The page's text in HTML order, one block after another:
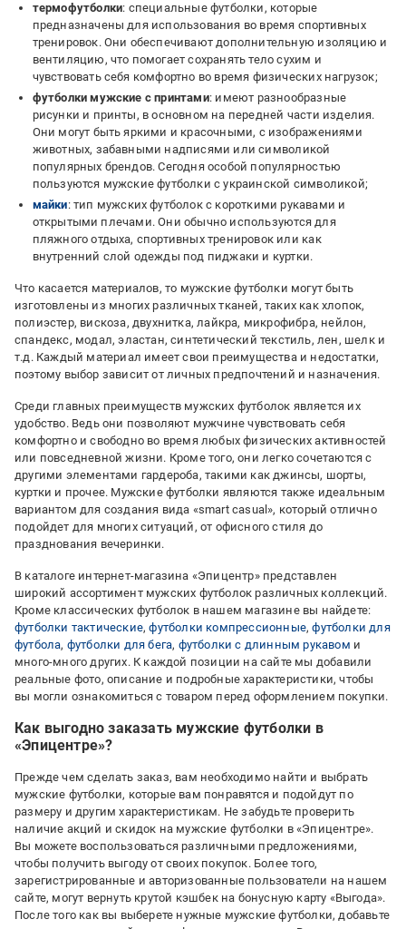
термофутболки: специальные футболки, которые
предназначены для использования во время спортивных
тренировок. Они обеспечивают дополнительную изоляцию и
вентиляцию, что помогает сохранять тело сухим и
чувствовать себя комфортно во время физических нагрузок;
футболки мужские с принтами: имеют разнообразные
рисунки и принты, в основном на передней части изделия.
Они могут быть яркими и красочными, с изображениями
животных, забавными надписями или символикой
популярных брендов. Сегодня особой популярностью
пользуются мужские футболки с украинской символикой;
майки: тип мужских футболок с короткими рукавами и
открытыми плечами. Они обычно используются для
пляжного отдыха, спортивных тренировок или как
внутренний слой одежды под пиджаки и куртки.
Что касается материалов, то мужские футболки могут быть
изготовлены из многих различных тканей, таких как хлопок,
полиэстер, вискоза, двухнитка, лайкра, микрофибра, нейлон,
спандекс, модал, эластан, синтетический текстиль, лен, шелк и
т.д. Каждый материал имеет свои преимущества и недостатки,
поэтому выбор зависит от личных предпочтений и назначения.
Среди главных преимуществ мужских футболок является их
удобство. Ведь они позволяют мужчине чувствовать себя
комфортно и свободно во время любых физических активностей
или повседневной жизни. Кроме того, они легко сочетаются с
другими элементами гардероба, такими как джинсы, шорты,
куртки и прочее. Мужские футболки являются также идеальным
вариантом для создания вида «smart casual», который отлично
подойдет для многих ситуаций, от офисного стиля до
празднования вечеринки.
В каталоге интернет-магазина «Эпицентр» представлен
широкий ассортимент мужских футболок различных коллекций.
Кроме классических футболок в нашем магазине вы найдете:
футболки тактические,футболки компрессионные,футболки для
футбола, футболки для бега, футболки с длинным рукавом и
много-много других. К каждой позиции на сайте мы добавили
реальные фото, описание и подробные характеристики, чтобы
вы могли ознакомиться с товаром перед оформлением покупки.
Как выгодно заказать мужские футболки в
«Эпицентре»?
Прежде чем сделать заказ, вам необходимо найти и выбрать
мужские футболки, которые вам понравятся и подойдут по
размеру и другим характеристикам. Не забудьте проверить
наличие акций и скидок на мужские футболки в «Эпицентре».
Вы можете воспользоваться различными предложениями,
чтобы получить выгоду от своих покупок. Более того,
зарегистрированные и авторизованные пользователи на нашем
сайте, могут вернуть крутой кэшбек на бонусную карту «Выгода».
После того как вы выберете нужные мужские футболки, добавьте